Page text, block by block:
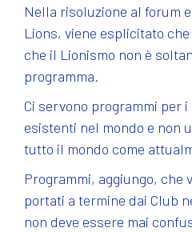
Nella risoluzione al forum
Lions, viene esplicitato
che il Lionismo non è
programma.
Ci servono programmi per
esistenti nel mondo e non
tutto il mondo come
Programmi, aggiungo, che
portati a termine dai Club
non deve essere mai